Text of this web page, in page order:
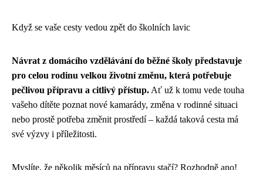
Když se vaše cesty vedou zpět do školních lavic
Návrat z domácího vzdělávání do běžné školy představuje
pro celou rodinu velkou životní změnu, která potřebuje
pečlivou přípravu a citlivý přístup. Ať už k tomu vede touha
vašeho dítěte poznat nové kamarády, změna v rodinné situaci
nebo prostě potřeba změnit prostředí – každá taková cesta má
své výzvy i příležitosti.
Myslíte, že několik měsíců na přípravu stačí? Rozhodně ano!